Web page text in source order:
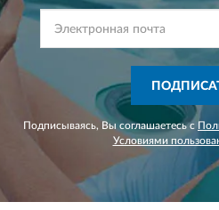
Подписываясь, Вы соглашаетесь с
Условиями